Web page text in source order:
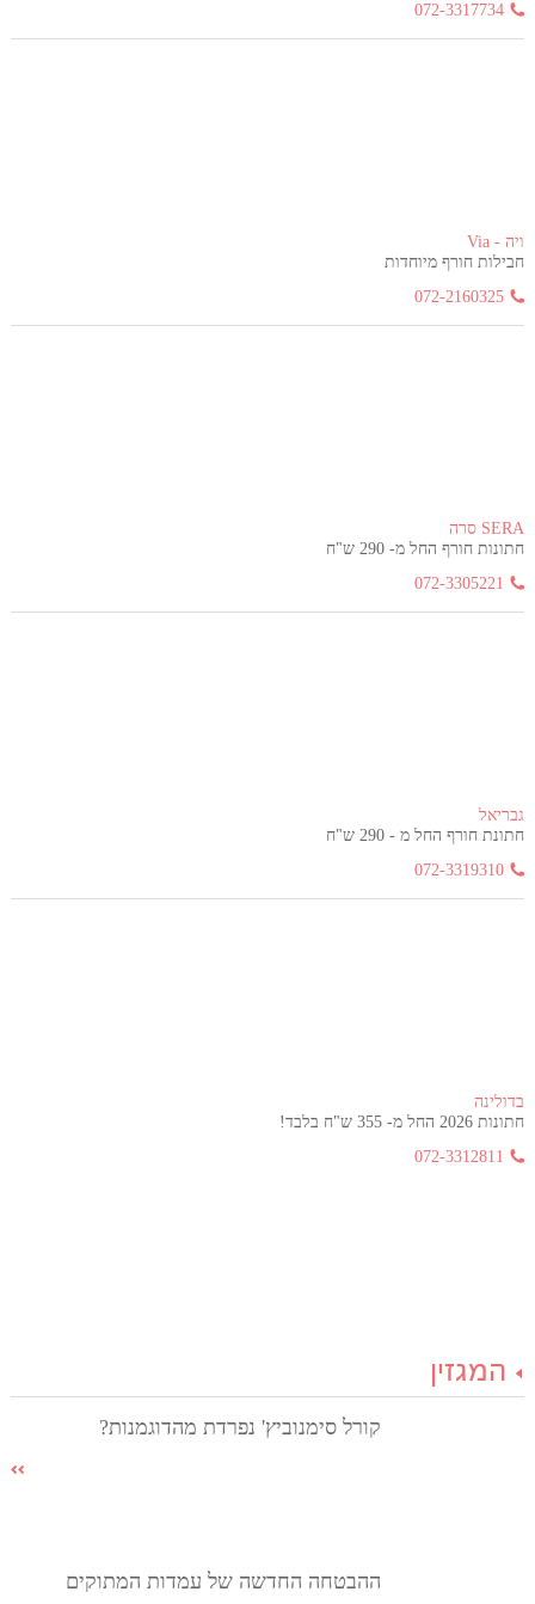
072-3317734
ויה - Via
חבילות חורף מיוחדות
072-2160325
SERA סרה
חתונות חורף החל מ- 290 ש"ח
072-3305221
גבריאל
חתונת חורף החל מ - 290 ש"ח
072-3319310
בדולינה
חתונות 2026 החל מ- 355 ש"ח בלבד!
072-3312811
המגזין
קורל סימנוביץ' נפרדת מהדוגמנות?
ההבטחה החדשה של עמדות המתוקים